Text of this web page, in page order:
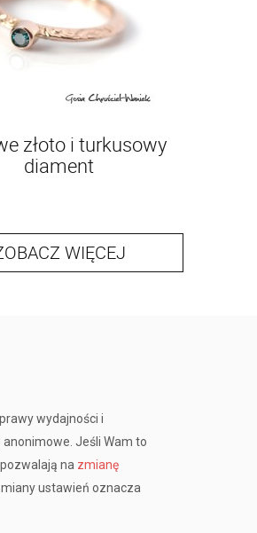
złoto i turkusowy
diament
WIĘCEJ
wydajności i
Jeśli Wam to
na zmianę
ustawień oznacza